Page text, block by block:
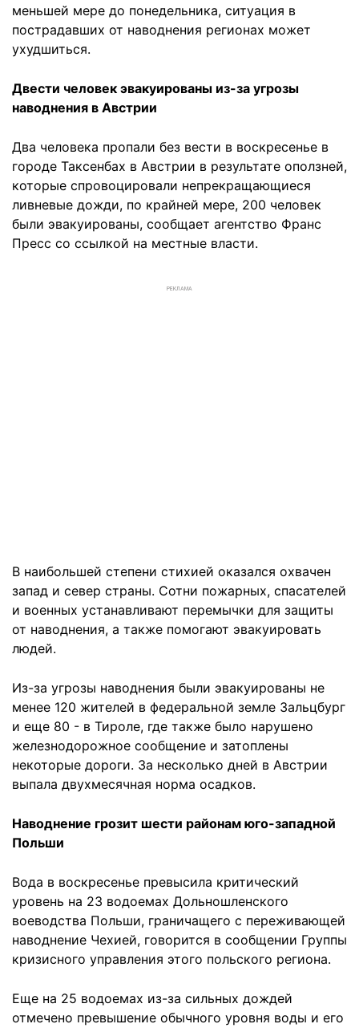
меньшей мере до понедельника, ситуация в
пострадавших от наводнения регионах может
ухудшиться.
Двести человек эвакуированы из-за угрозы
наводнения в Австрии
Два человека пропали без вести в воскресенье в
городе Таксенбах в Австрии в результате оползней,
которые спровоцировали непрекращающиеся
ливневые дожди, по крайней мере, 200 человек
были эвакуированы, сообщает агентство Франс
Пресс со ссылкой на местные власти.
РЕКЛАМА
В наибольшей степени стихией оказался охвачен
запад и север страны. Сотни пожарных, спасателей
и военных устанавливают перемычки для защиты
от наводнения, а также помогают эвакуировать
людей.
Из-за угрозы наводнения были эвакуированы не
менее 120 жителей в федеральной земле Зальцбург
и еще 80 - в Тироле, где также было нарушено
железнодорожное сообщение и затоплены
некоторые дороги. За несколько дней в Австрии
выпала двухмесячная норма осадков.
Наводнение грозит шести районам юго-западной
Польши
Вода в воскресенье превысила критический
уровень на 23 водоемах Дольношленского
воеводства Польши, граничащего с переживающей
наводнение Чехией, говорится в сообщении Группы
кризисного управления этого польского региона.
Еще на 25 водоемах из-за сильных дождей
отмечено превышение обычного уровня воды и его